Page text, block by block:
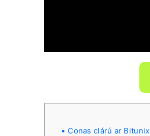
Conas clárú ar Bitunix